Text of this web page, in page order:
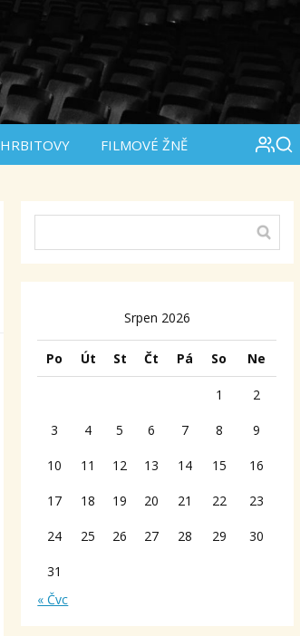
HRBITOVY FILMOVÉ ŽNĚ
Srpen 2026
Po Út St Čt Pá So Ne
1 2
3 4 5 6 7 8 9
10 11 12 13 14 15 16
17 18 19 20 21 22 23
24 25 26 27 28 29 30
31
« Čvc